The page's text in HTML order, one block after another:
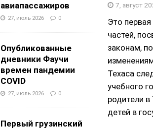
авиапассажиров
27, июль 2026 0
Опубликованные
дневники Фаучи
времен пандемии
COVID
27, июль 2026 0
Первый грузинский
7, август
Это первая
частей,
законам,
Техаса
учебного
родители
детей в